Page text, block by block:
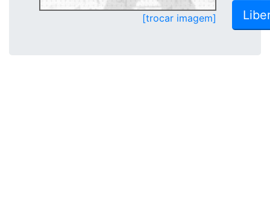
[trocar imagem]